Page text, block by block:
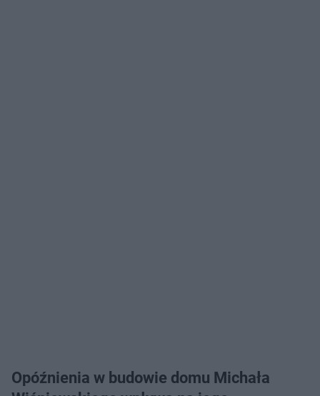
Opóźnienia w budowie domu Michała